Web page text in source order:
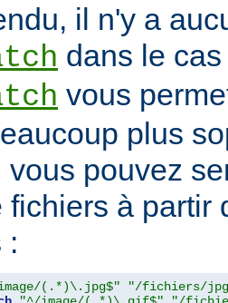
il n'y a
dans le
vous
plus
vous pouvez
fichiers à partir
:
(.*)\.jpg$"
"/fichiers/